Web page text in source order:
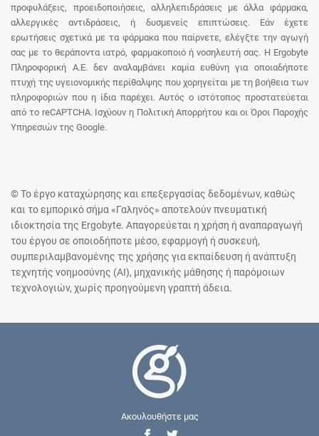
προφυλάξεις, προειδοποιήσεις, αλληλεπιδράσεις με άλλα φάρμακα,
αλλεργικές αντιδράσεις, ή δυσμενείς επιπτώσεις. Εάν έχετε
ερωτήσεις σχετικά με τα φάρμακα που παίρνετε, ελέγξτε την αγωγή
σας με το θεράποντα ιατρό, φαρμακοποιό ή νοσηλευτή σας. Η Ergobyte
Πληροφορική Α.Ε. δεν αναλαμβάνει καμία ευθύνη για οποιαδήποτε
πτυχή της υγειονομικής περίθαλψης που χορηγείται με τη βοήθεια των
πληροφοριών που η ίδια παρέχει. Αυτός ο ιστότοπος προστατεύεται
από το reCAPTCHA. Ισχύουν η Πολιτική Απορρήτου και οι Όροι Παροχής
Υπηρεσιών της Google.
© Το έργο καταχώρησης και επεξεργασίας δεδομένων, καθώς
και το εμπορικό σήμα «Γαληνός» αποτελούν πνευματική
ιδιοκτησία της Ergobyte. Απαγορεύεται η χρήση ή αναπαραγωγή
του έργου σε οποιοδήποτε μέσο, εφαρμογή ή συσκευή,
συμπεριλαμβανομένης της χρήσης για εκπαίδευση ή ανάπτυξη
τεχνητής νοημοσύνης (AI), μηχανικής μάθησης ή παρόμοιων
τεχνολογιών, χωρίς προηγούμενη γραπτή άδεια.
Ακουλουθήστε μας